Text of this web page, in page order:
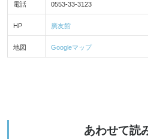
電話 0553-33-3123
HP 廣友館
地図 Googleマップ
あわせて読